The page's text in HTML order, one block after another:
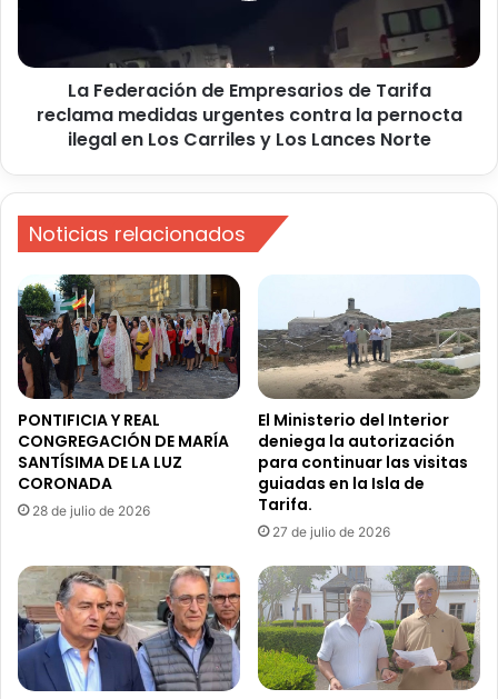
A
c
p
e
a
r
i
o
s
d
e
T
i
f
a
r
e
La Federación de Empresarios de Tarifa
reclama medidas urgentes contra la pernocta
ilegal en Los Carriles y Los Lances Norte
Noticias relacionados
PONTIFICIA Y REAL
CONGREGACIÓN DE MARÍA
SANTÍSIMA DE LA LUZ
CORONADA
28 de julio de 2026
El Ministerio del Interior
deniega la autorización
para continuar las visitas
guiadas en la Isla de
Tarifa.
27 de julio de 2026